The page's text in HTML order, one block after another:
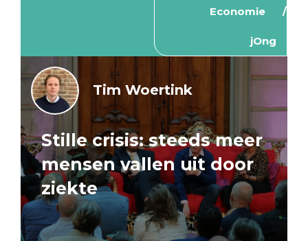
Economie
jOng
Tim Woertink
Stille crisis: steeds meer
mensen vallen uit door
ziekte